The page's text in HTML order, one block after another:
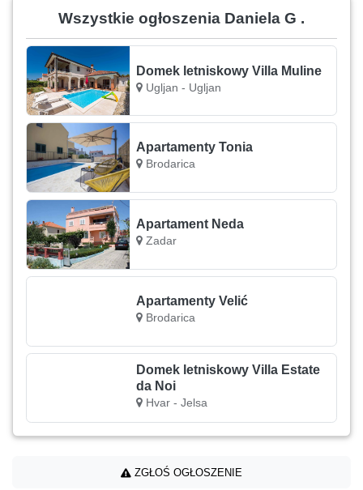
Wszystkie ogłoszenia Daniela G .
Domek letniskowy Villa Muline
Ugljan - Ugljan
Apartamenty Tonia
Brodarica
Apartament Neda
Zadar
Apartamenty Velić
Brodarica
Domek letniskowy Villa Estate
da Noi
Hvar - Jelsa